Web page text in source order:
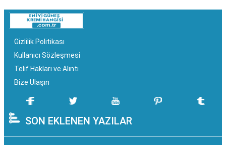
Gizlilik Politikası
Kullanıcı Sözleşmesi
Telif Hakları ve Alıntı
Bize Ulaşın
SON EKLENEN YAZILAR